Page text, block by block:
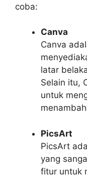
coba:
Canva
Canva
latar
Selain itu,
untuk
PicsArt
PicsArt
yang
fitur untuk